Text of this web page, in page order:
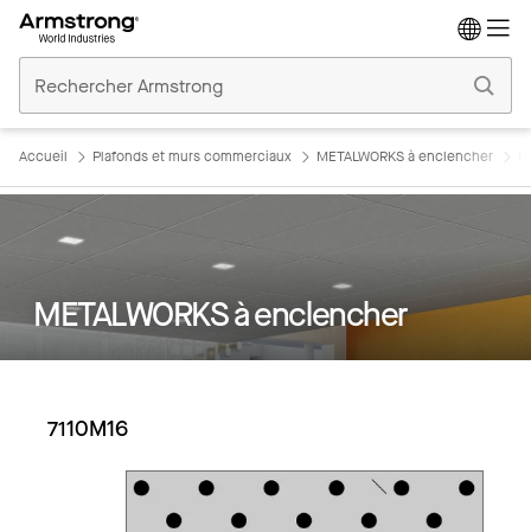
Plafonds
Commerciaux
Accueil Plafonds et murs commerciaux METALWORKS à enclencher
METALWORKS à enclencher
7110M16